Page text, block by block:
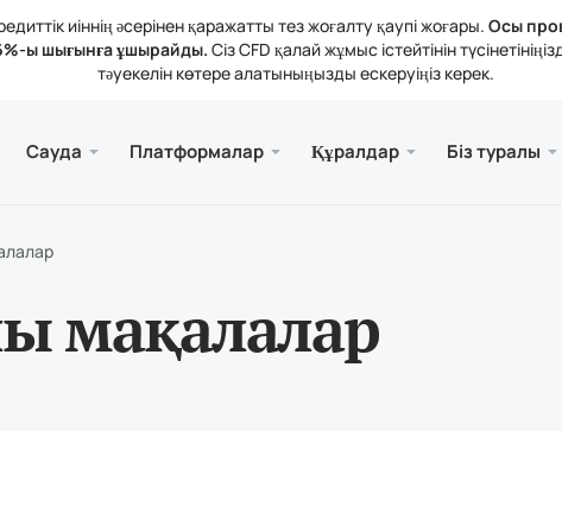
иіннің әсерінен қаражатты тез жоғалту қаупі жоғары. Осы
ы шығынға ұшырайды. Сіз CFD қалай жұмыс істейтінін
тәуекелін көтере алатыныңызды ескеруіңіз керек.
Сауда
құралдары
Платформалар
және веб.
5 Веб-терминалы
Құралдар
мөлшерлемелер
Біз туралы
туралы
жаңалықтары
мақалалар